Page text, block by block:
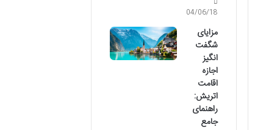
04/06/18
مزایای
شگفت
انگیز
اجازه
اقامت
اتریش:
راهنمای
جامع